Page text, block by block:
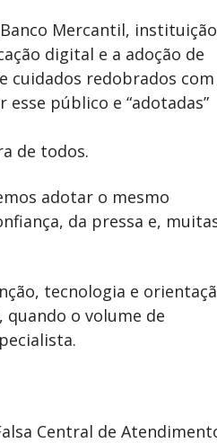
Mercantil, instituição
digital e a adoção de
cuidados redobrados
público e “adotadas”
de todos.
adotar o mesmo
da pressa e,
tecnologia e
o volume de
Central de